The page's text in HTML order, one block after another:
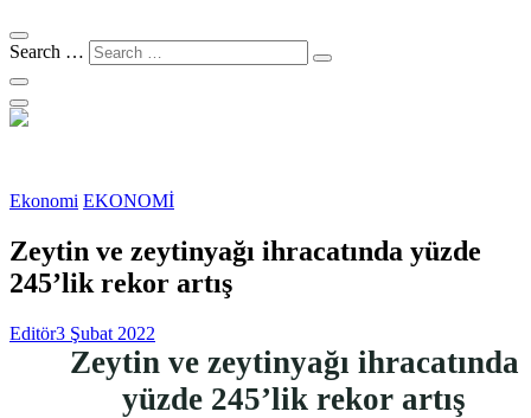
Search …
Ekonomi EKONOMİ
Zeytin ve zeytinyağı ihracatında yüzde
245’lik rekor artış
Editör3 Şubat 2022
Zeytin ve zeytinyağı ihracatında
yüzde 245’lik rekor artış